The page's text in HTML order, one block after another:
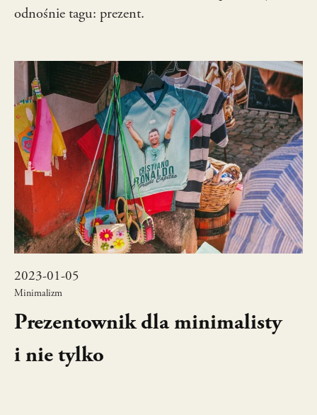
odnośnie tagu: prezent.
2023-01-05
Minimalizm
Prezentownik dla minimalisty
i nie tylko